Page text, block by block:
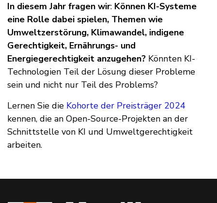
In diesem Jahr fragen wir: Können KI-Systeme
eine Rolle dabei spielen, Themen wie
Umweltzerstörung, Klimawandel, indigene
Gerechtigkeit, Ernährungs- und
Energiegerechtigkeit anzugehen? Könnten KI-
Technologien Teil der Lösung dieser Probleme
sein und nicht nur Teil des Problems?
Lernen Sie die Kohorte der Preisträger 2024
kennen, die an Open-Source-Projekten an der
Schnittstelle von KI und Umweltgerechtigkeit
arbeiten.